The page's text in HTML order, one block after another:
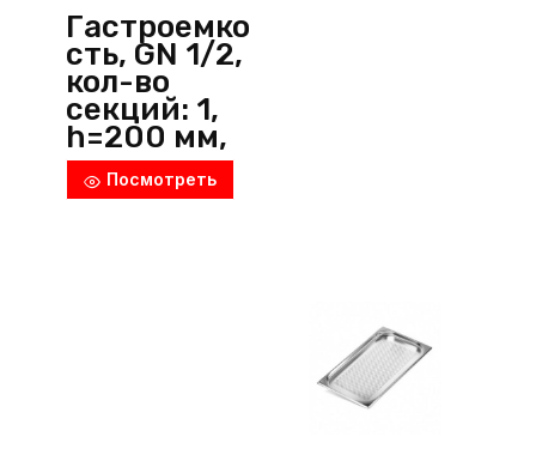
Гастроемко
сть, GN 1/2,
кол-во
секций: 1,
h=200 мм,
нерж.
сталь,
Посмотреть